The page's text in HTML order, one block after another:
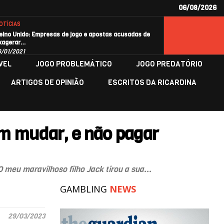
06/08/2026
Unido: Empresas de jogo e apostas acusadas de
01/2021
JOGO PROBLEMÁTICO
JOGO PREDATÓRIO
ARTIGOS DE OPINIÃO
ESCRITOS DA RICARDINA
mudar, e não pagar
meu maravilhoso filho Jack tirou a sua...
29/03/2023
GAMBLING NEWS